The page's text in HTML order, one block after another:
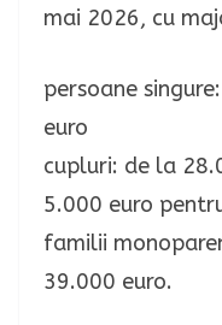
mai 2026, cu
persoane
euro
cupluri: de la
5.000 euro
familii
39.000 euro.